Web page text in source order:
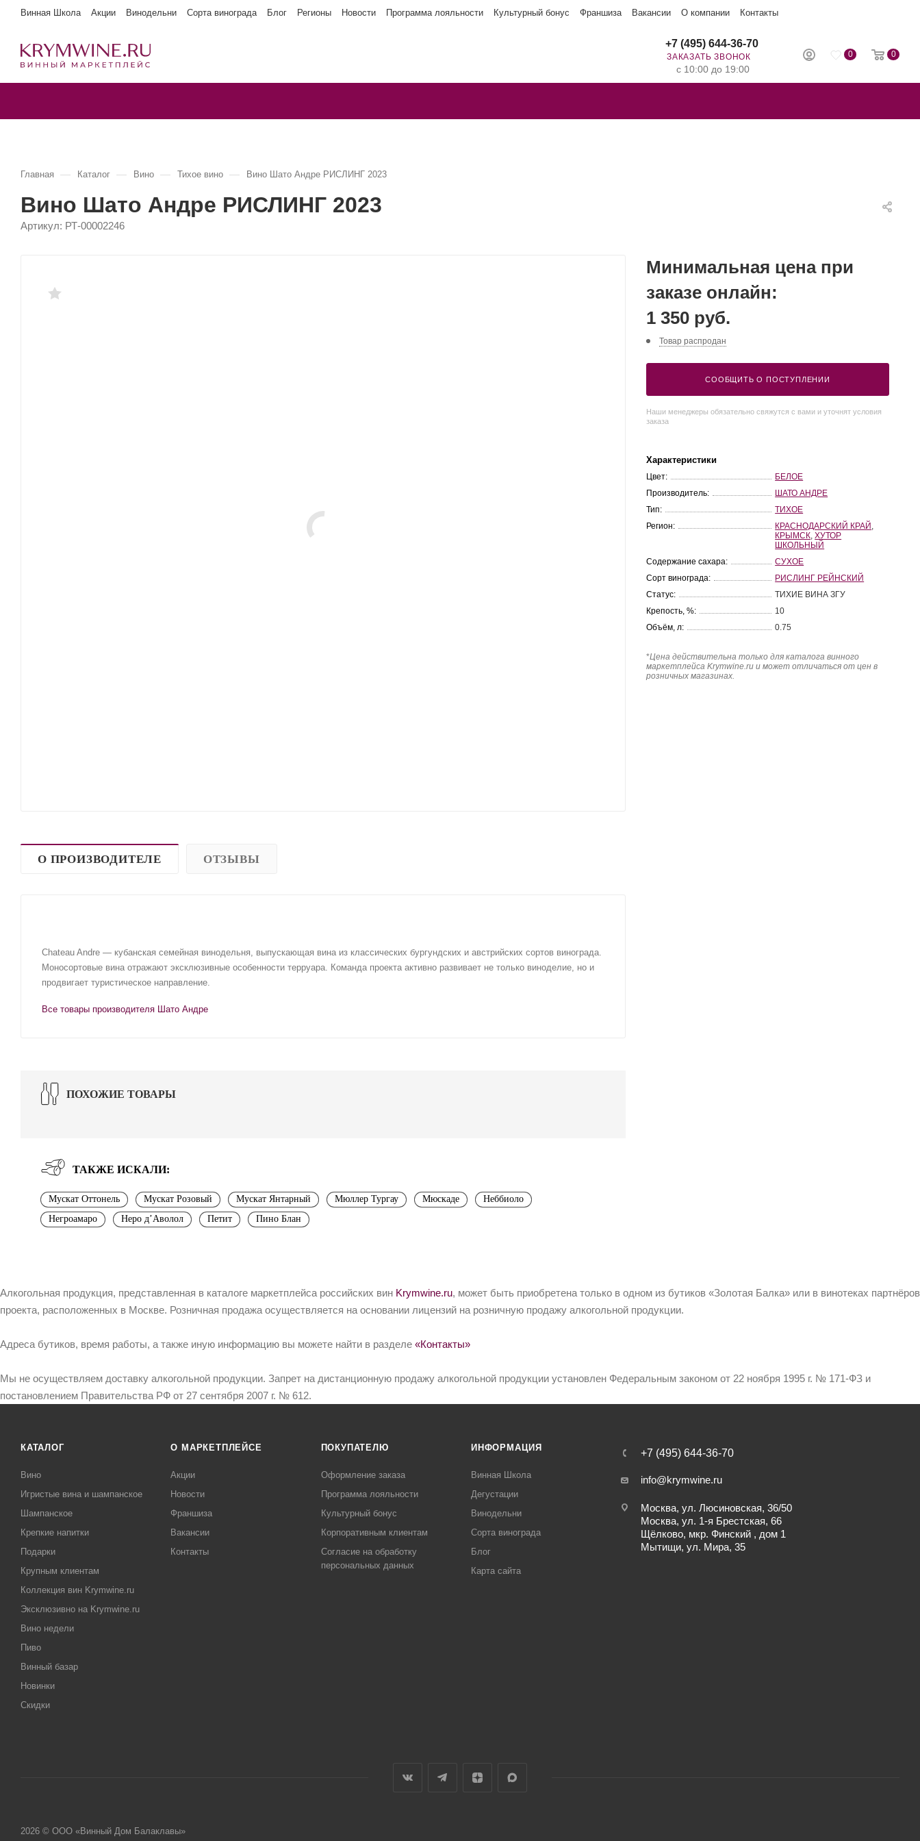
Винная Школа Акции Винодельни Сорта винограда Блог Регионы Новости Программа лояльности Культурный бонус Франшиза Вакансии О компании Контакты
0 0
+7 (495) 644-36-70
ЗАКАЗАТЬ ЗВОНОК
с 10:00 до 19:00
Главная — Каталог — Вино — Тихое вино — Вино Шато Андре РИСЛИНГ 2023
Вино Шато Андре РИСЛИНГ 2023
Артикул: РТ-00002246
О ПРОИЗВОДИТЕЛЕ ОТЗЫВЫ
Chateau Andre — кубанская семейная винодельня, выпускающая вина из классических бургундских и австрийских сортов винограда.
Моносортовые вина отражают эксклюзивные особенности терруара. Команда проекта активно развивает не только виноделие, но и
продвигает туристическое направление.
Все товары производителя Шато Андре
ПОХОЖИЕ ТОВАРЫ
ТАКЖЕ ИСКАЛИ:
Мускат Оттонель Мускат Розовый Мускат Янтарный Мюллер Тургау Мюскаде
Неббиоло
Негроамаро
Неро д’Аволол Петит Пино Блан
Минимальная цена при
заказе онлайн:
1 350 руб.
Товар распродан
СООБЩИТЬ О ПОСТУПЛЕНИИ
Наши менеджеры обязательно свяжутся с вами и уточнят условия
заказа
Характеристики
Цвет:
БЕЛОЕ
Производитель:
ШАТО АНДРЕ
Тип:
ТИХОЕ
Регион:
КРАСНОДАРСКИЙ КРАЙ
КРЫМСК ,ХУТОР
ШКОЛЬНЫЙ
Содержание сахара:
СУХОЕ
Сорт винограда:
РИСЛИНГ РЕЙНСКИЙ
Статус:
ТИХИЕ ВИНА ЗГУ
Крепость, %:
10
Объём, л:
0.75
*Цена действительна только для каталога винного
маркетплейса Krymwine.ru и может отличаться от цен в
розничных магазинах.
Алкогольная продукция, представленная в каталоге маркетплейса российских вин Krymwine.ru, может быть приобретена только в одном из бутиков «Золотая Балка» или в винотеках партнёров
проекта, расположенных в Москве. Розничная продажа осуществляется на основании лицензий на розничную продажу алкогольной продукции.
Адреса бутиков, время работы, а также иную информацию вы можете найти в разделе «Контакты»
Мы не осуществляем доставку алкогольной продукции. Запрет на дистанционную продажу алкогольной продукции установлен Федеральным законом от 22 ноября 1995 г. № 171-ФЗ и
постановлением Правительства РФ от 27 сентября 2007 г. № 612.
КАТАЛОГ
Вино
Игристые вина и шампанское
Шампанское
Крепкие напитки
Подарки
Крупным клиентам
Коллекция вин Krymwine.ru
Эксклюзивно на Krymwine.ru
Вино недели
Пиво
Винный базар
Новинки
Скидки
О МАРКЕТПЛЕЙСЕ
Акции
Новости
Франшиза
Вакансии
Контакты
ПОКУПАТЕЛЮ
Оформление заказа
Программа лояльности
Культурный бонус
Корпоративным клиентам
Согласие на обработку
персональных данных
ИНФОРМАЦИЯ
Винная Школа
Дегустации
Винодельни
Сорта винограда
Блог
Карта сайта
+7 (495) 644-36-70
info@krymwine.ru
Москва, ул. Люсиновская, 36/50
Москва, ул. 1-я Брестская, 66
Щёлково, мкр. Финский , дом 1
Мытищи, ул. Мира, 35
2026 © ООО «Винный Дом Балаклавы»